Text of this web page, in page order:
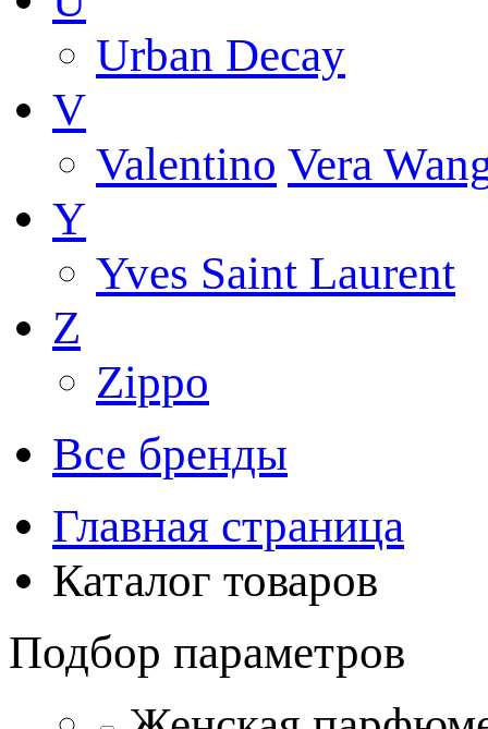
Urban Decay
V
Valentino Vera
Y
Yves Saint Laurent
Z
Zippo
Все бренды
Главная страница
Каталог товаров
Подбор параметров